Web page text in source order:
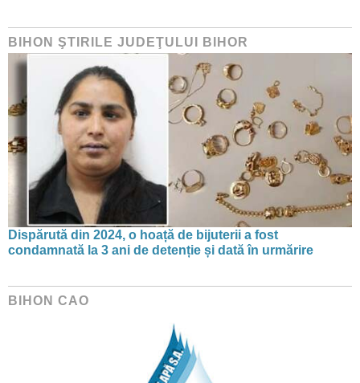
BIHON ŞTIRILE JUDEŢULUI BIHOR
Dispărută din 2024, o hoață de bijuterii a fost
condamnată la 3 ani de detenție și dată în urmărire
BIHON CAO